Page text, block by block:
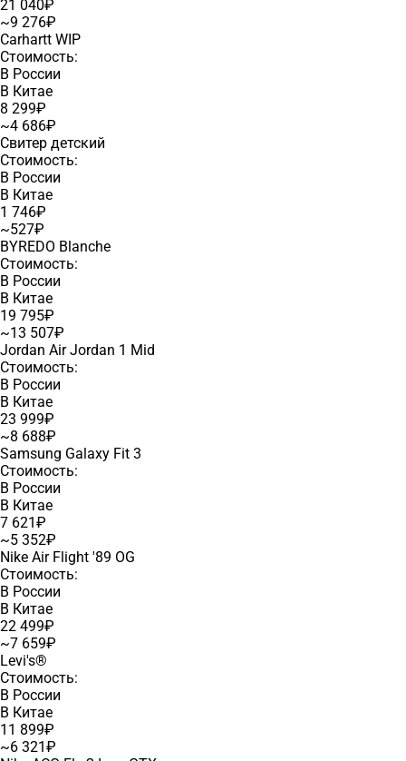
21 040₽
~9 276₽
Carhartt WIP
Стоимость:
В России
В Китае
8 299₽
~4 686₽
Свитер детский
Стоимость:
В России
В Китае
1 746₽
~527₽
BYREDO Blanche
Стоимость:
В России
В Китае
19 795₽
~13 507₽
Jordan Air Jordan 1 Mid
Стоимость:
В России
В Китае
23 999₽
~8 688₽
Samsung Galaxy Fit 3
Стоимость:
В России
В Китае
7 621₽
~5 352₽
Nike Air Flight '89 OG
Стоимость:
В России
В Китае
22 499₽
~7 659₽
Levi's®
Стоимость:
В России
В Китае
11 899₽
~6 321₽